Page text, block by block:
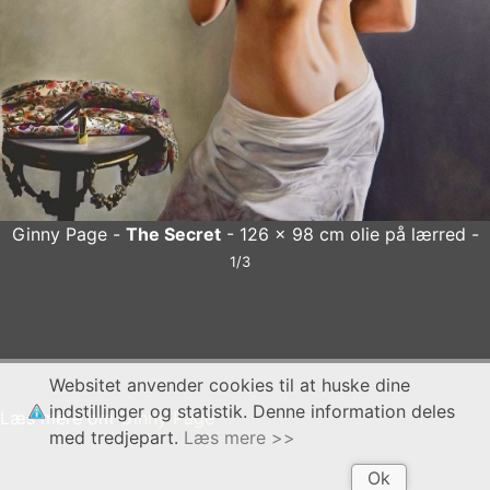
x 98 cm olie på lærred -
Ginny Page Amy Sleeping
Læs mere omGinny Page
Ok
Websitet anvender cookies til at huske dine
indstillinger og statistik. Denne information deles
med tredjepart. Læs mere >>